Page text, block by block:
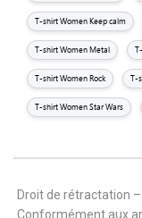
T-shirt Women Keep calm
T-shirt Women Metal
T-shirt Women Rock T-
T-shirt Women Star Wars
Droit de rétractation
Conformément aux